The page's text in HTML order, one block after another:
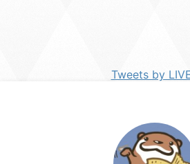
Tweets by